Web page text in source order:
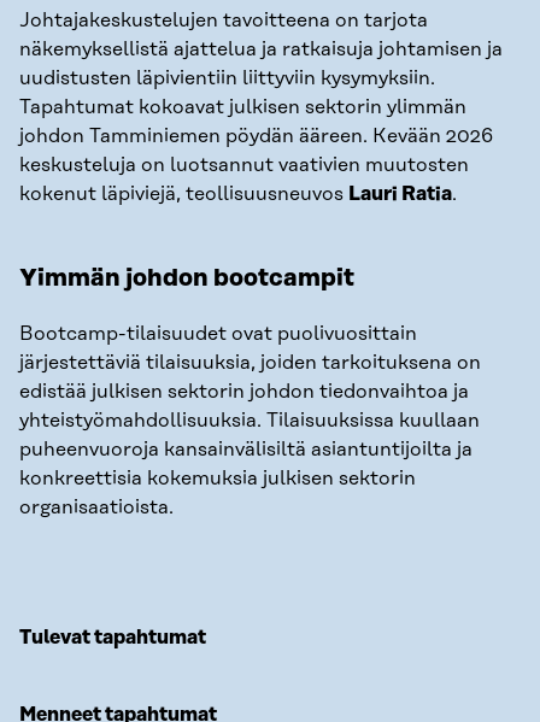
Johtajakeskustelujen tavoitteena on tarjota
näkemyksellistä ajattelua ja ratkaisuja johtamisen ja
uudistusten läpivientiin liittyviin kysymyksiin.
Tapahtumat kokoavat julkisen sektorin ylimmän
johdon Tamminiemen pöydän ääreen. Kevään 2026
keskusteluja on luotsannut vaativien muutosten
kokenut läpiviejä, teollisuusneuvos Lauri Ratia.
Yimmän johdon bootcampit
Bootcamp-tilaisuudet ovat puolivuosittain
järjestettäviä tilaisuuksia, joiden tarkoituksena on
edistää julkisen sektorin johdon tiedonvaihtoa ja
yhteistyömahdollisuuksia. Tilaisuuksissa kuullaan
puheenvuoroja kansainvälisiltä asiantuntijoilta ja
konkreettisia kokemuksia julkisen sektorin
organisaatioista.
Tulevat tapahtumat
Menneet tapahtumat